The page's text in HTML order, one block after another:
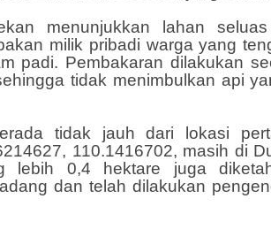
menunjukkan lahan
milik pribadi warga yang
padi. Pembakaran dilakukan
tidak menimbulkan api
tidak jauh dari lokasi
110.1416702, masih di
lebih 0,4 hektare juga
dan telah dilakukan